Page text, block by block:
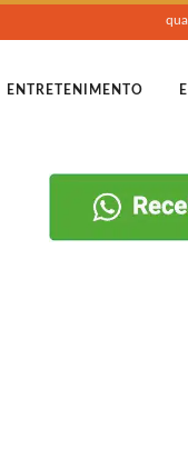
ENTRETENIMENTO